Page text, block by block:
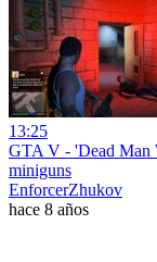
13:25
GTA V - 'Dead Man
miniguns
EnforcerZhukov
hace 8 años